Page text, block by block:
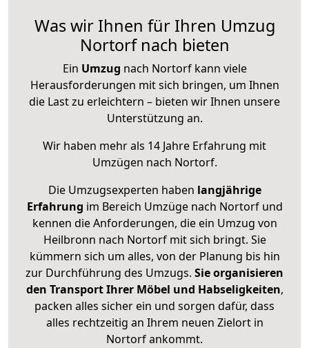
Was wir Ihnen für Ihren Umzug
Nortorf nach bieten
Ein Umzug nach Nortorf kann viele
Herausforderungen mit sich bringen, um Ihnen
die Last zu erleichtern – bieten wir Ihnen unsere
Unterstützung an.
Wir haben mehr als 14 Jahre Erfahrung mit
Umzügen nach Nortorf.
Die Umzugsexperten haben langjährige
Erfahrung im Bereich Umzüge nach Nortorf und
kennen die Anforderungen, die ein Umzug von
Heilbronn nach Nortorf mit sich bringt. Sie
kümmern sich um alles, von der Planung bis hin
zur Durchführung des Umzugs. Sie organisieren
den Transport Ihrer Möbel und Habseligkeiten,
packen alles sicher ein und sorgen dafür, dass
alles rechtzeitig an Ihrem neuen Zielort in
Nortorf ankommt.